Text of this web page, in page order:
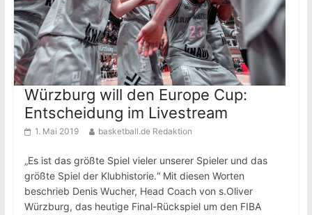
Würzburg will den Europe Cup:
Entscheidung im Livestream
1. Mai 2019 basketball.de Redaktion
„Es ist das größte Spiel vieler unserer Spieler und das
größte Spiel der Klubhistorie.“ Mit diesen Worten
beschrieb Denis Wucher, Head Coach von s.Oliver
Würzburg, das heutige Final-Rückspiel um den FIBA